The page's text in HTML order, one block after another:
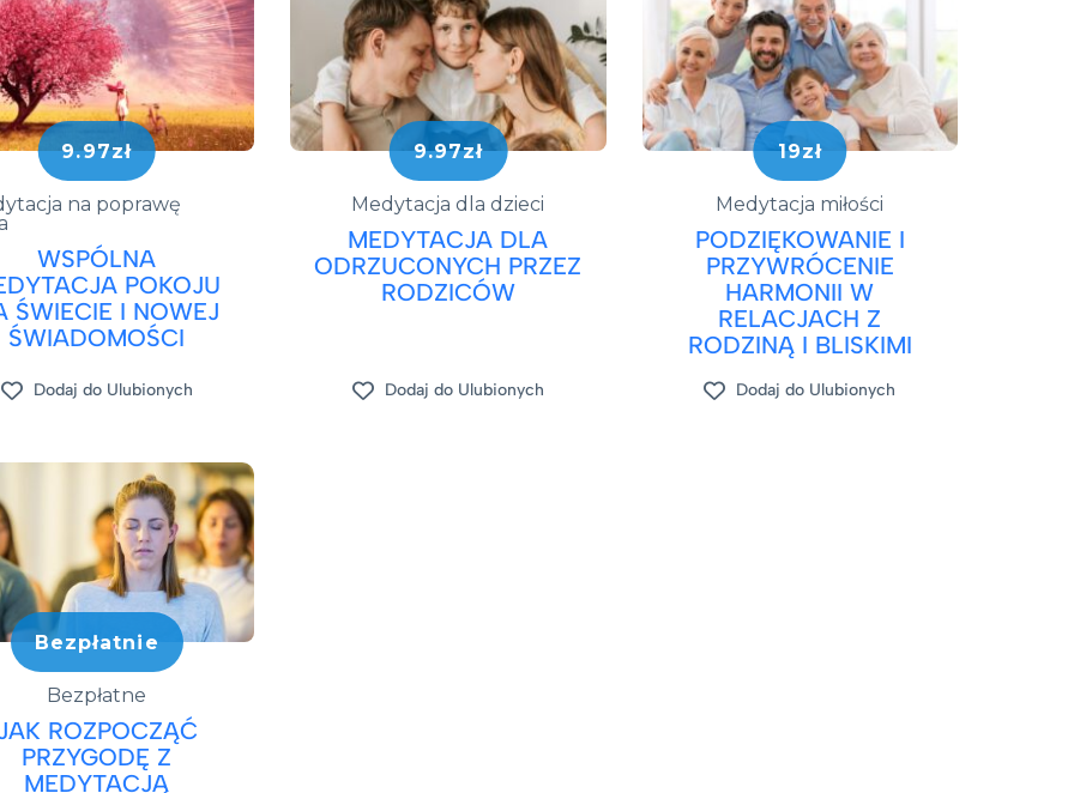
9.97zł
na poprawę
WSPÓLNA
POKOJU
ŚWIECIE I NOWEJ
ŚWIADOMOŚCI
Dodaj do Ulubionych
9.97zł
Medytacja dla dzieci
MEDYTACJA DLA
ODRZUCONYCH PRZEZ
RODZICÓW
Dodaj do Ulubionych
19zł
Medytacja miłości
PODZIĘKOWANIE I
PRZYWRÓCENIE
HARMONII W
RELACJACH Z
RODZINĄ I BLISKIMI
Dodaj do Ulubionych
Bezpłatnie
Bezpłatne
ROZPOCZĄĆ
PRZYGODĘ Z
MEDYTACJĄ